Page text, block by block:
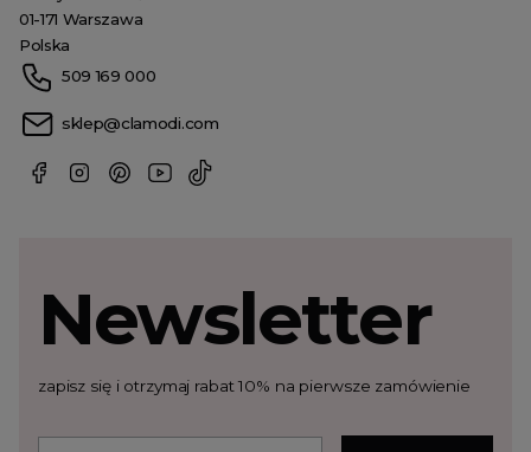
01-171 Warszawa
Polska
509 169 000
sklep@clamodi.com
Newsletter
zapisz się i otrzymaj rabat 10% na pierwsze zamówienie